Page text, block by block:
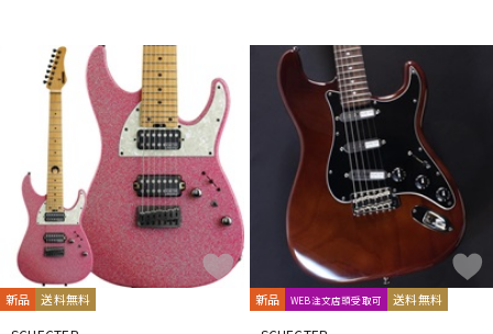
新品 送料無料 新品 WEB注文店頭受取可 送料無料